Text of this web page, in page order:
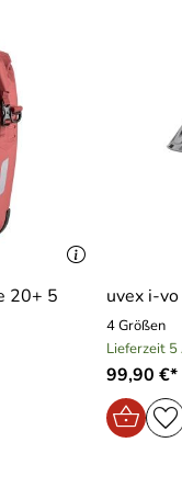
20+ 5 uvex i-vo
4 Größen
Lieferzeit
99,90 €*